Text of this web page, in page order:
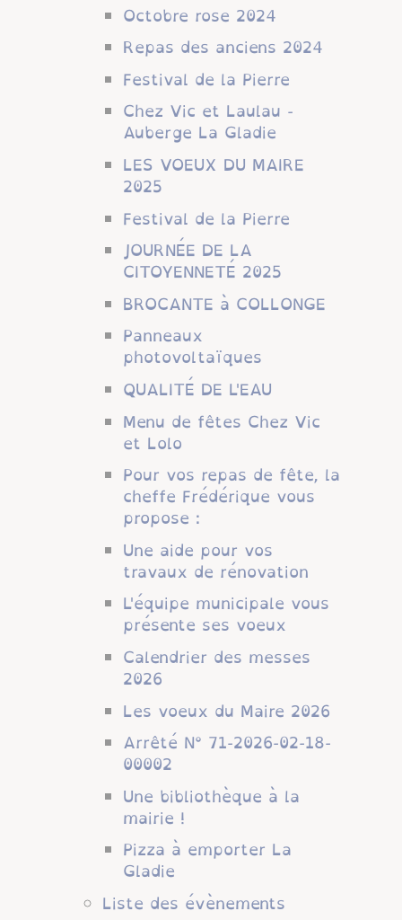
Octobre rose 2024
Repas des anciens 2024
Festival de la Pierre
Chez Vic et Laulau -
Auberge La Gladie
LES VOEUX DU MAIRE
2025
Festival de la Pierre
JOURNÉE DE LA
CITOYENNETÉ 2025
BROCANTE à COLLONGE
Panneaux
photovoltaïques
QUALITÉ DE L'EAU
Menu de fêtes Chez Vic
et Lolo
Pour vos repas de fête, la
cheffe Frédérique vous
propose :
Une aide pour vos
travaux de rénovation
L'équipe municipale vous
présente ses voeux
Calendrier des messes
2026
Les voeux du Maire 2026
Arrêté N° 71-2026-02-18-
00002
Une bibliothèque à la
mairie !
Pizza à emporter La
Gladie
Liste des évènements